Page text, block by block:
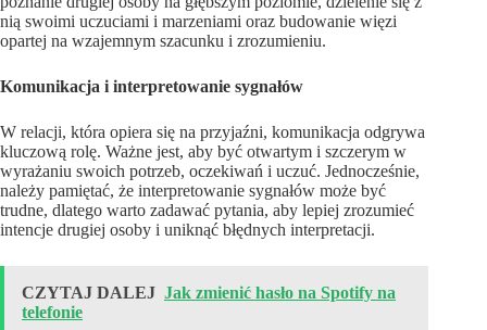
nią swoimi uczuciami i marzeniami oraz budowanie więzi
opartej na wzajemnym szacunku i zrozumieniu.
Komunikacja i interpretowanie sygnałów
W relacji, która opiera się na przyjaźni, komunikacja odgrywa
kluczową rolę. Ważne jest, aby być otwartym i szczerym w
wyrażaniu swoich potrzeb, oczekiwań i uczuć. Jednocześnie,
należy pamiętać, że interpretowanie sygnałów może być
trudne, dlatego warto zadawać pytania, aby lepiej zrozumieć
intencje drugiej osoby i uniknąć błędnych interpretacji.
CZYTAJ DALEJ Jak zmienić hasło na Spotify na
telefonie